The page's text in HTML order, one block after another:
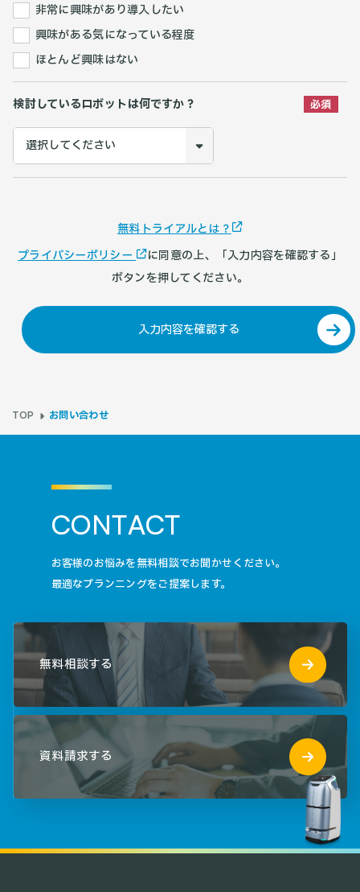
非常に興味があり導入したい
興味がある気になっている程度
ほとんど興味はない
検討しているロボットは何ですか？
無料トライアルとは？
プライバシーポリシー
に同意の上、「入力内容を確認する」
ボタンを押してください。
入力内容を確認する
TOP お問い合わせ
CONTACT
お客様のお悩みを無料相談でお聞かせください。
最適なプランニングをご提案します。
無料相談する
資料請求する